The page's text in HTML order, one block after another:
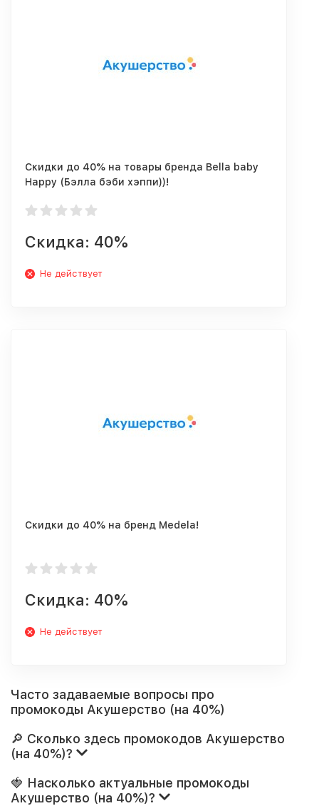
Скидки до 40% на товары бренда Bella baby
Happy (Бэлла бэби хэппи))!
Скидка: 40%
Не действует
Скидки до 40% на бренд Medela!
Скидка: 40%
Не действует
Часто задаваемые вопросы про
промокоды Акушерство (на 40%)
🔎 Сколько здесь промокодов Акушерство
(на 40%)?
🍓 Насколько актуальные промокоды
Акушерство (на 40%)?